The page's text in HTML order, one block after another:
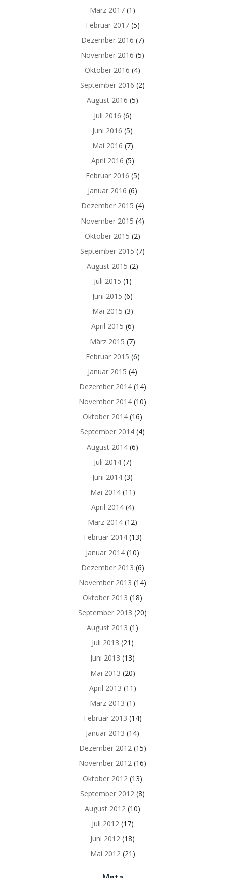
März 2017 (1)
Februar 2017(5)
Dezember 2016 (7)
November 2016 (5)
Oktober 2016 (4)
September 2016 (2)
August 2016 (5)
Juli 2016 (6)
Juni 2016 (5)
Mai 2016 (7)
April 2016 (5)
Februar 2016 (5)
Januar 2016 (6)
Dezember 2015 (4)
November 2015 (4)
Oktober 2015 (2)
September 2015 (7)
August 2015 (2)
Juli 2015 (1)
Juni 2015 (6)
Mai 2015 (3)
April 2015 (6)
März 2015 (7)
Februar 2015 (6)
Januar 2015 (4)
Dezember 2014(14)
November 2014 (10)
Oktober 2014 (16)
September 2014 (4)
August 2014 (6)
Juli 2014(7)
Juni 2014 (3)
Mai 2014(11)
April 2014(4)
März 2014 (12)
Februar 2014(13)
Januar 2014 (10)
Dezember 2013 (6)
November 2013 (14)
Oktober 2013 (18)
September 2013 (20)
August 2013 (1)
Juli 2013 (21)
Juni 2013 (13)
Mai 2013 (20)
April 2013 (11)
März 2013 (1)
Februar 2013 (14)
Januar 2013 (14)
Dezember 2012(15)
November 2012 (16)
Oktober 2012 (13)
September 2012 (8)
August 2012 (10)
Juli 2012(17)
Juni 2012 (18)
Mai 2012(21)